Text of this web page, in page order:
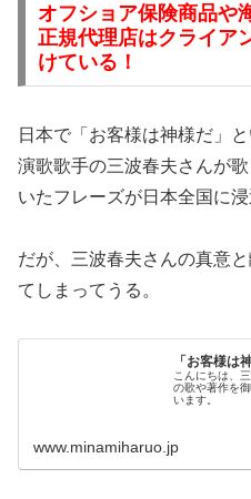
オフショア保険商品や
正規代理店はクライア
けている！
日本で「お客様は神様だ」
演歌歌手の三波春夫さんが
いたフレーズが日本全国に浸
だが、三波春夫さんの真意
てしまってうる。
「お客様は
こんにちは、
の歌や著作を
います。
www.minamiharuo.jp